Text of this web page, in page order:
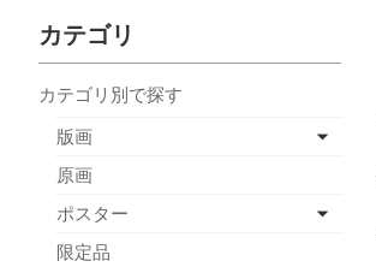
カテゴリ
カテゴリ別で探す
版画
原画
ポスター
限定品